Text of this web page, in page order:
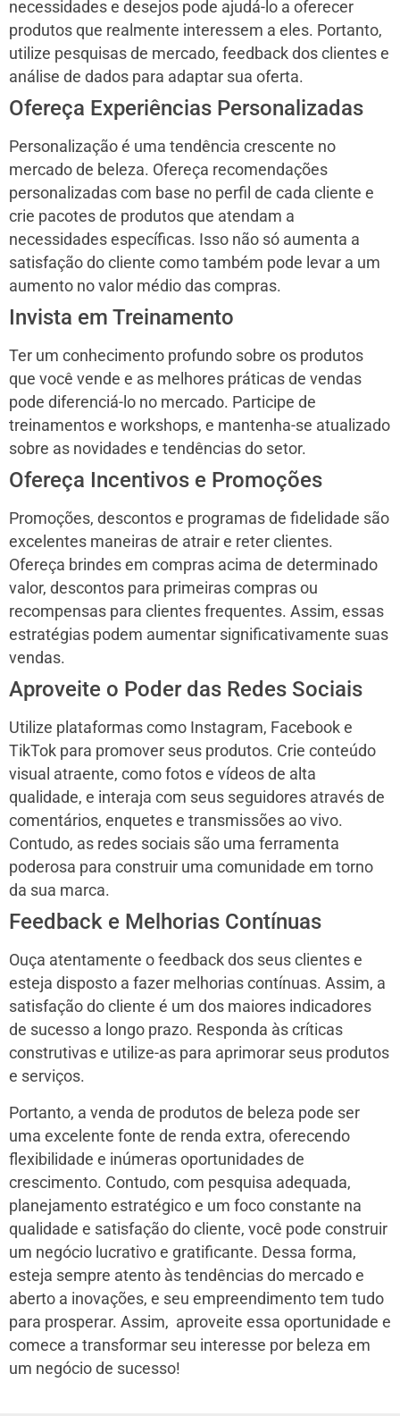
necessidades e desejos pode ajudá-lo a oferecer
produtos que realmente interessem a eles. Portanto,
utilize pesquisas de mercado, feedback dos clientes e
análise de dados para adaptar sua oferta.
Ofereça Experiências Personalizadas
Personalização é uma tendência crescente no
mercado de beleza. Ofereça recomendações
personalizadas com base no perfil de cada cliente e
crie pacotes de produtos que atendam a
necessidades específicas. Isso não só aumenta a
satisfação do cliente como também pode levar a um
aumento no valor médio das compras.
Invista em Treinamento
Ter um conhecimento profundo sobre os produtos
que você vende e as melhores práticas de vendas
pode diferenciá-lo no mercado. Participe de
treinamentos e workshops, e mantenha-se atualizado
sobre as novidades e tendências do setor.
Ofereça Incentivos e Promoções
Promoções, descontos e programas de fidelidade são
excelentes maneiras de atrair e reter clientes.
Ofereça brindes em compras acima de determinado
valor, descontos para primeiras compras ou
recompensas para clientes frequentes. Assim, essas
estratégias podem aumentar significativamente suas
vendas.
Aproveite o Poder das Redes Sociais
Utilize plataformas como Instagram, Facebook e
TikTok para promover seus produtos. Crie conteúdo
visual atraente, como fotos e vídeos de alta
qualidade, e interaja com seus seguidores através de
comentários, enquetes e transmissões ao vivo.
Contudo, as redes sociais são uma ferramenta
poderosa para construir uma comunidade em torno
da sua marca.
Feedback e Melhorias Contínuas
Ouça atentamente o feedback dos seus clientes e
esteja disposto a fazer melhorias contínuas. Assim, a
satisfação do cliente é um dos maiores indicadores
de sucesso a longo prazo. Responda às críticas
construtivas e utilize-as para aprimorar seus produtos
e serviços.
Portanto, a venda de produtos de beleza pode ser
uma excelente fonte de renda extra, oferecendo
flexibilidade e inúmeras oportunidades de
crescimento. Contudo, com pesquisa adequada,
planejamento estratégico e um foco constante na
qualidade e satisfação do cliente, você pode construir
um negócio lucrativo e gratificante. Dessa forma,
esteja sempre atento às tendências do mercado e
aberto a inovações, e seu empreendimento tem tudo
para prosperar. Assim, aproveite essa oportunidade e
comece a transformar seu interesse por beleza em
um negócio de sucesso!